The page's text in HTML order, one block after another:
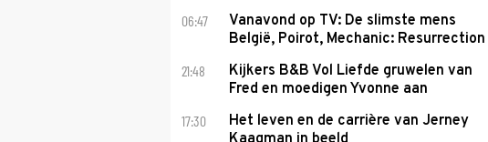
06:47
Vanavond op TV: De slimste mens
België, Poirot, Mechanic: Resurrection
21:48
Kijkers B&B Vol Liefde gruwelen van
Fred en moedigen Yvonne aan
17:30
Het leven en de carrière van Jerney